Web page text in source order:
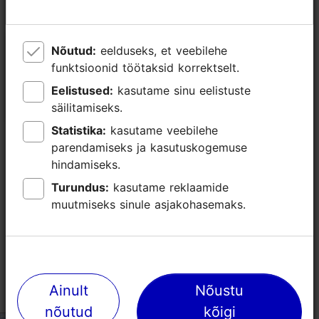
Näitus "Sulle on pärandus"
03.10.2025 - 30.08.2026
Näitus
TripAdvisori® hinnangud ja
A comprehensive look at the recent past
Nõutud:
funktsioonid töötaksid korrektselt.
Eelistused:
säilitamiseks.
Statistika:
parendamiseks ja kasutuskogemuse
hindamiseks.
Turundus:
muutmiseks sinule asjakohasemaks.
Ainult
nõutud
Nõustu
kõigi
Nõutud:
funktsioonid töötaksid korrektselt.
Eelistused:
säilitamiseks.
Statistika:
parendamiseks ja kasutuskogemuse
hindamiseks.
Turundus:
muutmiseks sinule asjakohasemaks.
Ainult
nõutud
Nõustu
kõigi